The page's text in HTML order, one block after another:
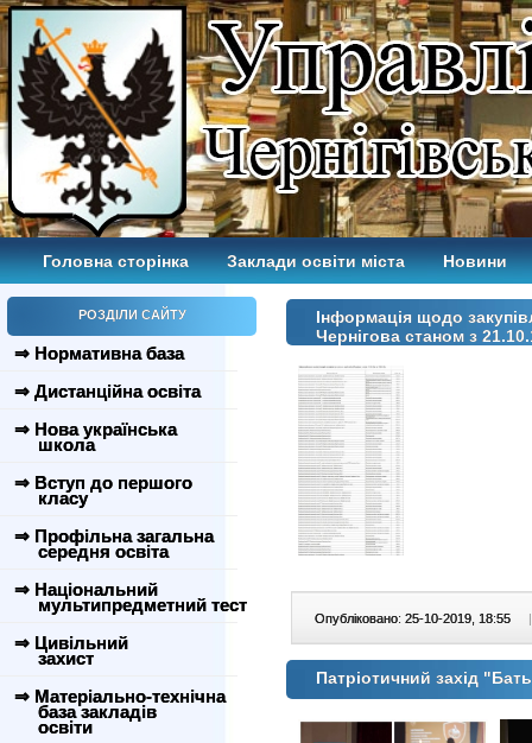
Головна сторінка Заклади освіти міста Новини
РОЗДІЛИ САЙТУ
⇒ Нормативна база
⇒ Дистанційна освіта
⇒ Нова українська
школа
⇒ Вступ до першого
класу
⇒ Профільна загальна
середня освіта
⇒ Національний
мультипредметний тест
⇒ Цивільний
захист
⇒ Матеріально-технічна
база закладів
освіти
Інформація щодо
Чернігова станом з
Опубліковано: 25-10-2019, 18:55 |
Патріотичний захід